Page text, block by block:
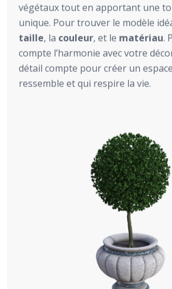
végétaux tout en apportant une
unique. Pour trouver le modèle
taille, la couleur, et le matériau.
compte l’harmonie avec votre
détail compte pour créer un
ressemble et qui respire la vie.